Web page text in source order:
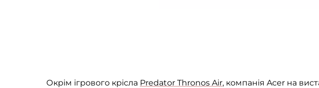
Окрім ігрового крісла Predator Thronos Air, компанія Acer на